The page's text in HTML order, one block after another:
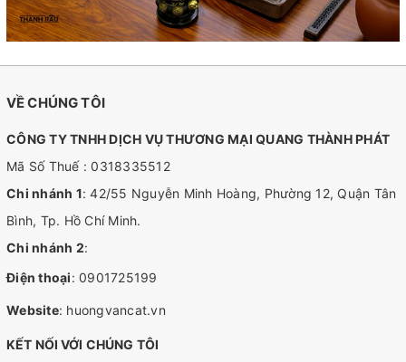
VỀ CHÚNG TÔI
CÔNG TY TNHH DỊCH VỤ THƯƠNG MẠI QUANG THÀNH PHÁT
Mã Số Thuế : 0318335512
Chi nhánh 1: 42/55 Nguyễn Minh Hoàng, Phường 12, Quận Tân
Bình, Tp. Hồ Chí Minh.
Chi nhánh 2:
Điện thoại: 0901725199
Website: huongvancat.vn
KẾT NỐI VỚI CHÚNG TÔI